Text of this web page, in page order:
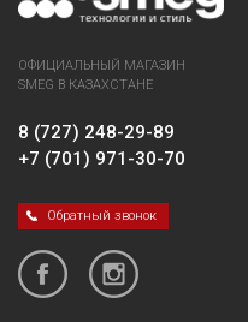
ОФИЦИАЛЬНЫЙ МАГАЗИН
SMEG В КАЗАХСТАНЕ
8 (727) 248-29-89
+7 (701) 971-30-70
Обратный звонок